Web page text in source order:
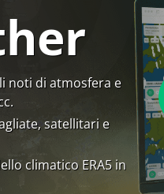
noti di atmosfera e
satellitari e
climatico ERA5 in